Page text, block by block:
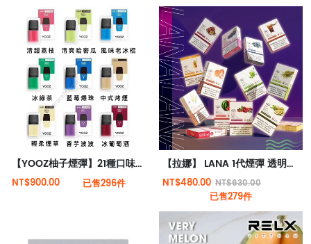
【YOOZ柚子煙彈】21種口味可選 4顆裝 現貨秒發
NT$900.00 已售296件
【拉娜】 LANA 1代煙彈 透明煙彈 | RELX 1代電子煙機通用 | 極度薄荷感
NT$480.00 NT$630.00
已售279件